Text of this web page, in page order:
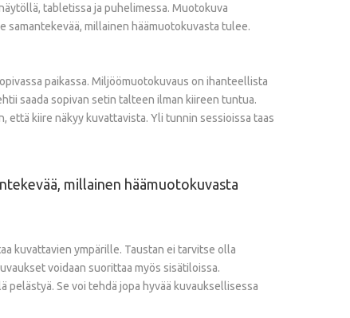
tabletissa ja puhelimessa. Muotokuva
millainen häämuotokuvasta tulee.
paikassa. Miljöömuotokuvaus on ihanteellista
saada sopivan setin talteen ilman kiireen tuntua.
että kiire näkyy kuvattavista. Yli tunnin sessioissa taas
millainen häämuotokuvasta
kuvattavien ympärille. Taustan ei tarvitse olla
voidaan suorittaa myös sisätiloissa.
Se voi tehdä jopa hyvää kuvauksellisessa